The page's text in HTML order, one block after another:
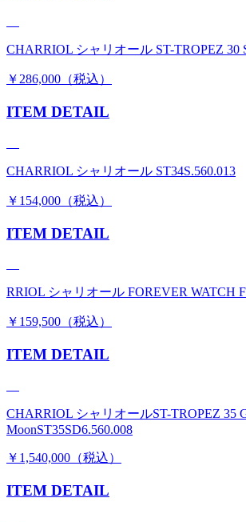
CHARRIOL シャリオール ST-TROPEZ 30
￥286,000（税込）
ITEM DETAIL
CHARRIOL シャリオール ST34S.560.013
￥154,000（税込）
ITEM DETAIL
RRIOL シャリオール FOREVER WATCH
￥159,500（税込）
ITEM DETAIL
CHARRIOL シャリオールST-TROPEZ 35
MoonST35SD6.560.008
￥1,540,000（税込）
ITEM DETAIL